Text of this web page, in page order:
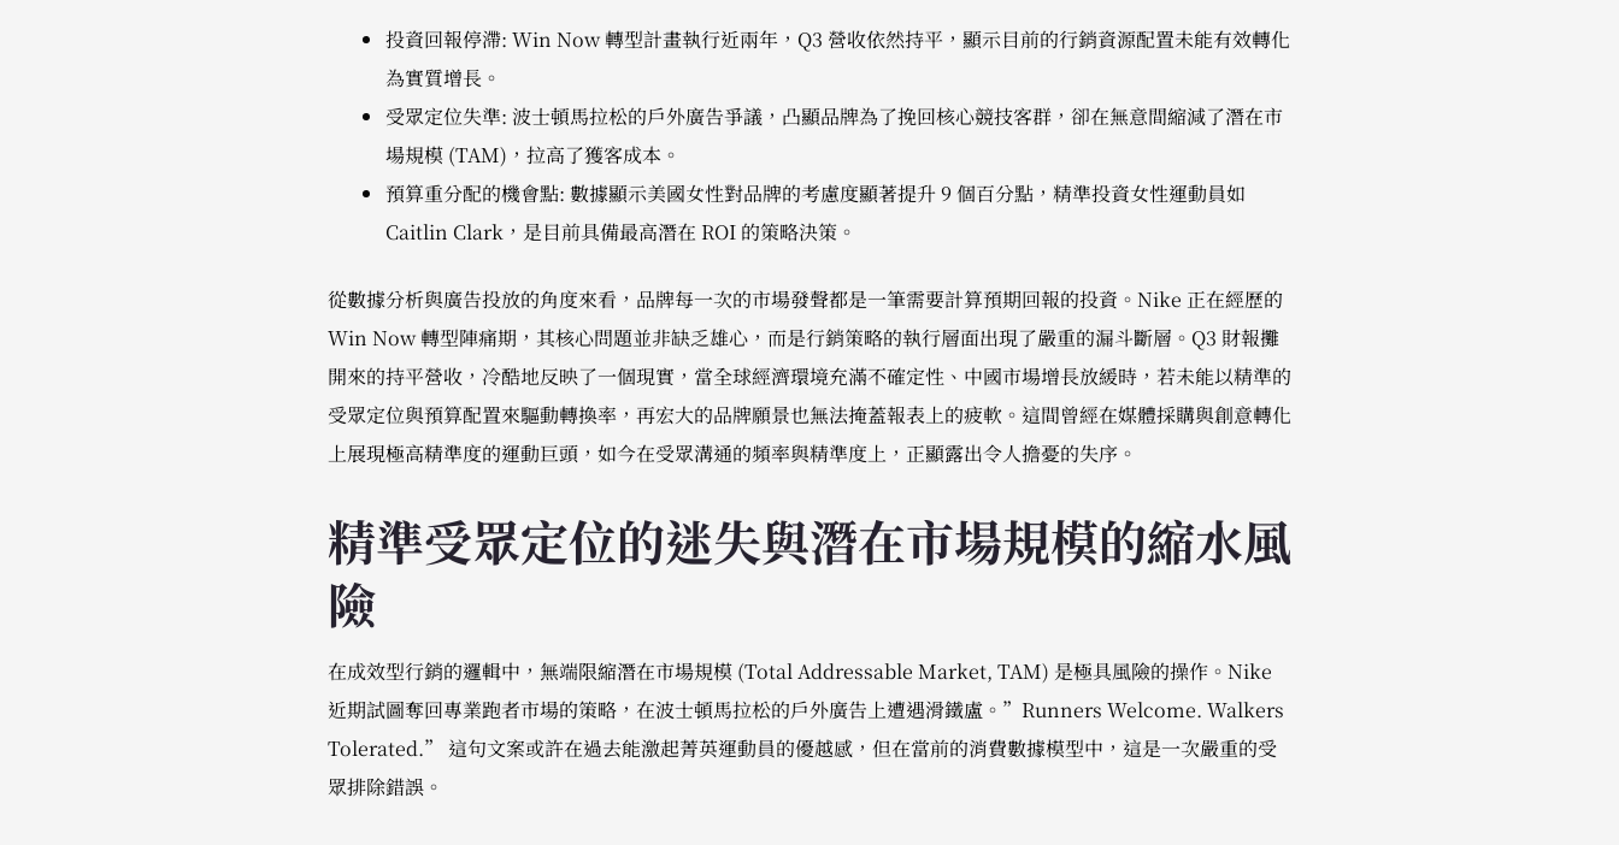
投資回報停滯: Win Now 轉型計畫執行近兩年，Q3 營收依然持平，顯示目前的行銷資源配置未能有效轉化
為實質增長。
受眾定位失準: 波士頓馬拉松的戶外廣告爭議，凸顯品牌為了挽回核心競技客群，卻在無意間縮減了潛在市
場規模 (TAM)，拉高了獲客成本。
預算重分配的機會點: 數據顯示美國女性對品牌的考慮度顯著提升 9 個百分點，精準投資女性運動員如
Caitlin Clark，是目前具備最高潛在 ROI 的策略決策。
從數據分析與廣告投放的角度來看，品牌每一次的市場發聲都是一筆需要計算預期回報的投資。Nike 正在經歷的
Win Now 轉型陣痛期，其核心問題並非缺乏雄心，而是行銷策略的執行層面出現了嚴重的漏斗斷層。Q3 財報攤
開來的持平營收，冷酷地反映了一個現實，當全球經濟環境充滿不確定性、中國市場增長放緩時，若未能以精準的
受眾定位與預算配置來驅動轉換率，再宏大的品牌願景也無法掩蓋報表上的疲軟。這間曾經在媒體採購與創意轉化
上展現極高精準度的運動巨頭，如今在受眾溝通的頻率與精準度上，正顯露出令人擔憂的失序。
精準受眾定位的迷失與潛在市場規模的縮水風
險
在成效型行銷的邏輯中，無端限縮潛在市場規模 (Total Addressable Market, TAM) 是極具風險的操作。Nike
近期試圖奪回專業跑者市場的策略，在波士頓馬拉松的戶外廣告上遭遇滑鐵盧。”Runners Welcome. Walkers
Tolerated.” 這句文案或許在過去能激起菁英運動員的優越感，但在當前的消費數據模型中，這是一次嚴重的受
眾排除錯誤。